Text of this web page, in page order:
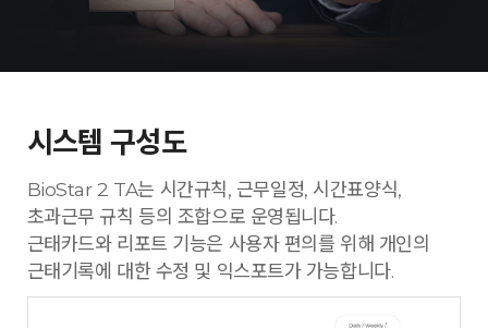
시스템 구성도
BioStar 2 TA는 시간규칙, 근무일정, 시간표양식,
초과근무 규칙 등의 조합으로 운영됩니다.
근태카드와 리포트 기능은 사용자 편의를 위해 개인의
근태기록에 대한 수정 및 익스포트가 가능합니다.